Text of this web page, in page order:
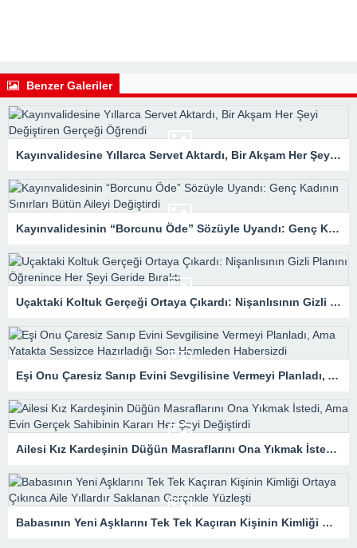
Benzer Galeriler
Kayınvalidesine Yıllarca Servet Aktardı, Bir Akşam Her Şeyi Değiştiren Gerçeği Öğrendi
Kayınvalidesinin “Borcunu Öde” Sözüyle Uyandı: Genç Kadının Sınırları Bütün Aileyi Değiştirdi
Uçaktaki Koltuk Gerçeği Ortaya Çıkardı: Nişanlısının Gizli Planını Öğrenince Her Şeyi Geride Bıraktı
Eşi Onu Çaresiz Sanıp Evini Sevgilisine Vermeyi Planladı, Ama Yatakta Sessizce Hazırladığı Son Hamleden Habersizdi
Ailesi Kız Kardeşinin Düğün Masraflarını Ona Yıkmak İstedi, Ama Evin Gerçek Sahibinin Kararı Her Şeyi Değiştirdi
Babasının Yeni Aşklarını Tek Tek Kaçıran Kişinin Kimliği Ortaya Çıkınca Aile Yıllardır Saklanan Gerçekle Yüzleşti